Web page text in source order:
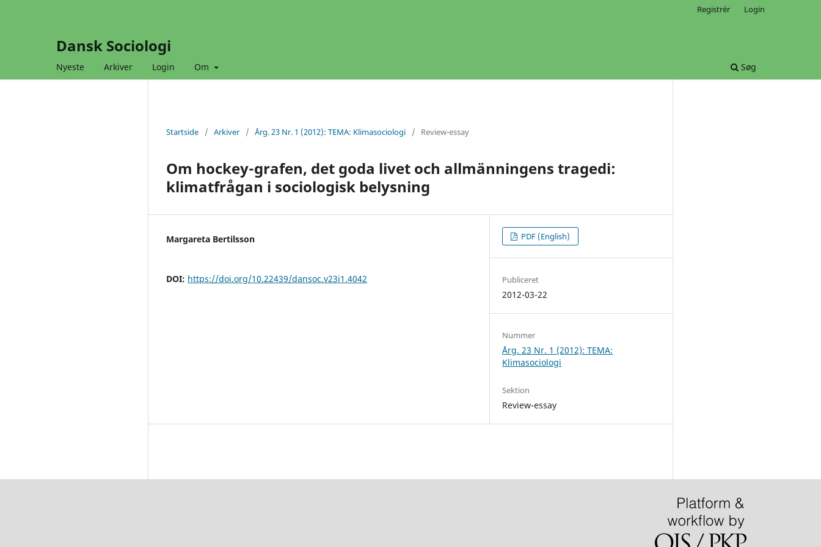
Dansk Sociologi
Nyeste Arkiver Login Om Søg
Registrér Login
Startside / Arkiver / Årg. 23 Nr. 1 (2012): TEMA: Klimasociologi / Review-essay
Om hockey-grafen, det goda livet och allmänningens tragedi:
klimatfrågan i sociologisk belysning
Margareta Bertilsson
DOI: https://doi.org/10.22439/dansoc.v23i1.4042
PDF (English)
Publiceret
2012-03-22
Nummer
Årg. 23 Nr. 1 (2012): TEMA:
Klimasociologi
Sektion
Review-essay